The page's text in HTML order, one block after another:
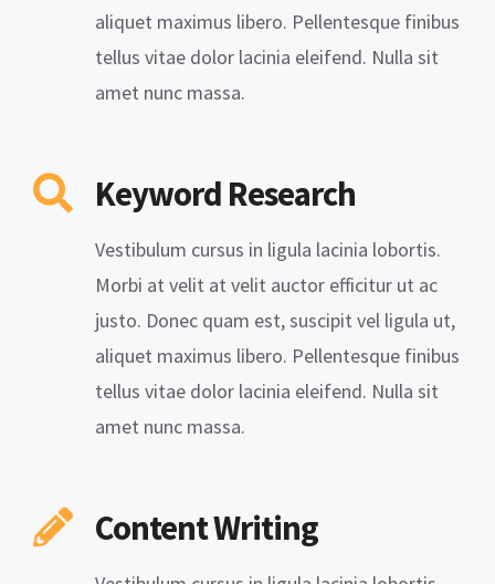
aliquet maximus libero. Pellentesque finibus
tellus vitae dolor lacinia eleifend. Nulla sit
amet nunc massa.
Keyword Research
Vestibulum cursus in ligula lacinia lobortis.
Morbi at velit at velit auctor efficitur ut ac
justo. Donec quam est, suscipit vel ligula ut,
aliquet maximus libero. Pellentesque finibus
tellus vitae dolor lacinia eleifend. Nulla sit
amet nunc massa.
Content Writing